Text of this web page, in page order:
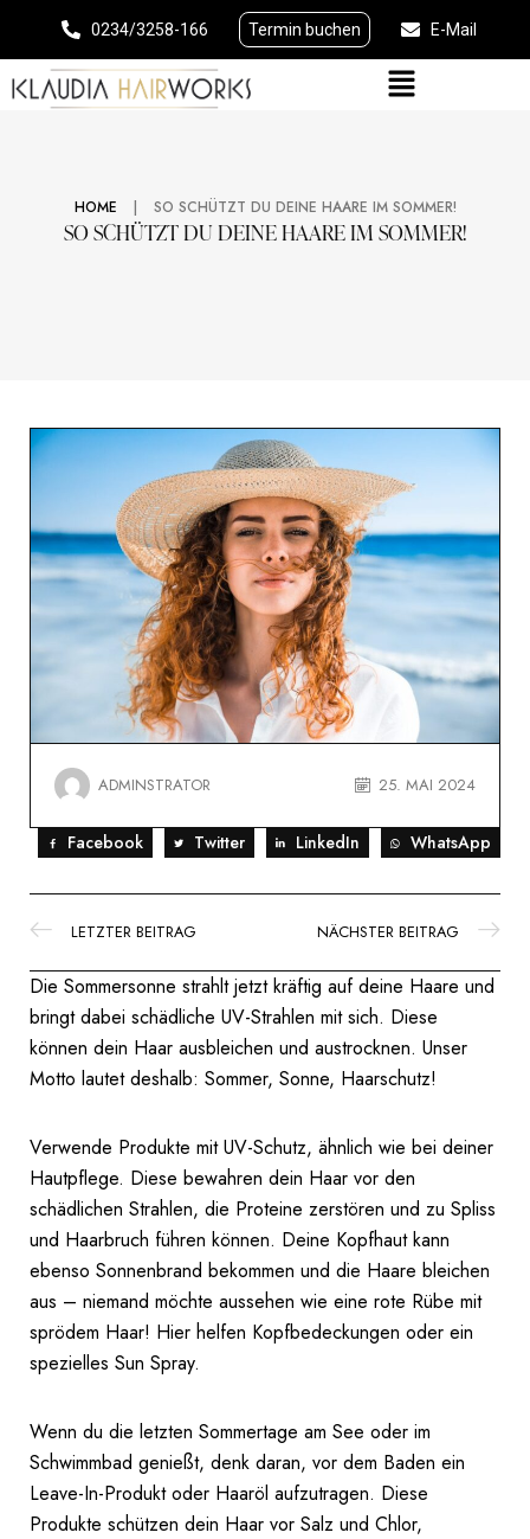
0234/3258-166 Termin buchen E-Mail
SO SCHÜTZT DU DEINE HAARE IM SOMMER!
HOME | SO SCHÜTZT DU DEINE HAARE IM SOMMER!
ADMINSTRATOR 25. MAI 2024
Facebook Twitter LinkedIn WhatsApp
LETZTER BEITRAG NÄCHSTER BEITRAG
Die Sommersonne strahlt jetzt kräftig auf deine Haare und
bringt dabei schädliche UV-Strahlen mit sich. Diese
können dein Haar ausbleichen und austrocknen. Unser
Motto lautet deshalb: Sommer, Sonne, Haarschutz!
Verwende Produkte mit UV-Schutz, ähnlich wie bei deiner
Hautpflege. Diese bewahren dein Haar vor den
schädlichen Strahlen, die Proteine zerstören und zu Spliss
und Haarbruch führen können. Deine Kopfhaut kann
ebenso Sonnenbrand bekommen und die Haare bleichen
aus – niemand möchte aussehen wie eine rote Rübe mit
sprödem Haar! Hier helfen Kopfbedeckungen oder ein
spezielles Sun Spray.
Wenn du die letzten Sommertage am See oder im
Schwimmbad genießt, denk daran, vor dem Baden ein
Leave-In-Produkt oder Haaröl aufzutragen. Diese
Produkte schützen dein Haar vor Salz und Chlor,